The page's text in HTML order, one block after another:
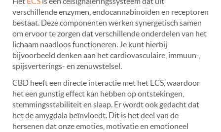
verschillende enzymen, endocannabinoïden en receptoren
bestaat. Deze componenten werken synergetisch samen
om ervoor te zorgen dat verschillende onderdelen van het
lichaam naadloos functioneren. Je kunt hierbij
bijvoorbeeld denken aan het cardiovasculaire, immuun-,
spijsverterings- en zenuwstelsel.
CBD heeft een directe interactie met het ECS, waardoor
het een gunstig effect kan hebben op ontstekingen,
stemmingsstabiliteit en slaap. Er wordt ook gedacht dat
het de amygdala beïnvloedt. Dit is het deel van de
hersenen dat onze emoties, motivatie en emotioneel